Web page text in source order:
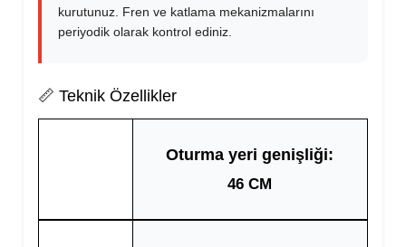
kurutunuz. Fren ve katlama mekanizmalarını
periyodik olarak kontrol ediniz.
📏 Teknik Özellikler
Oturma yeri genişliği:
46 CM